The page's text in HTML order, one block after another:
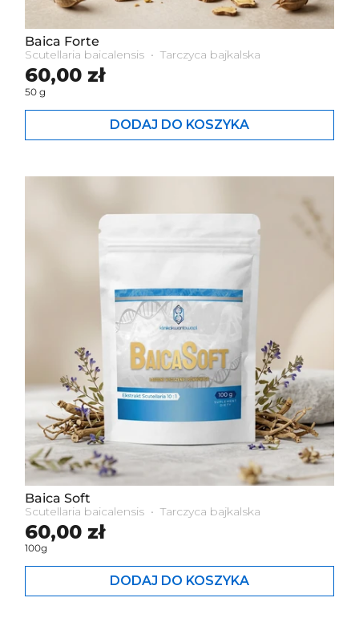
Cena standardowa
60,00 zł
50 g
Baica Forte
Scutellaria baicalensis • Tarczyca bajkalska
DODAJ DO KOSZYKA
Cena standardowa
60,00 zł
100g
Baica Soft
Scutellaria baicalensis • Tarczyca bajkalska
DODAJ DO KOSZYKA